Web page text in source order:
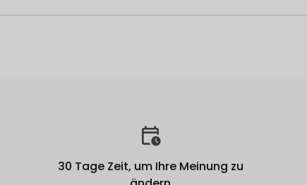
30 Tage Zeit, um Ihre Meinung zu